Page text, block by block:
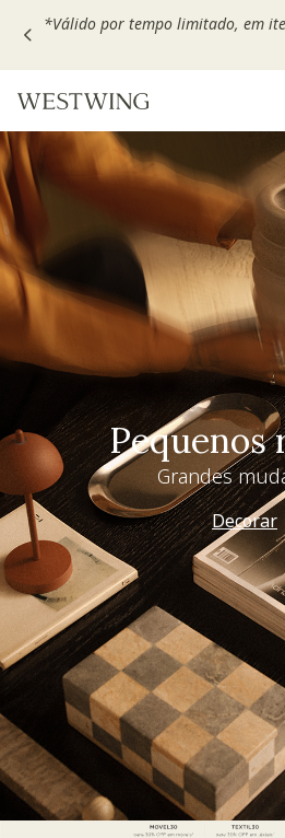
MOVEL30, *Válido por tempo
Pequenos
Grandes
Decorar